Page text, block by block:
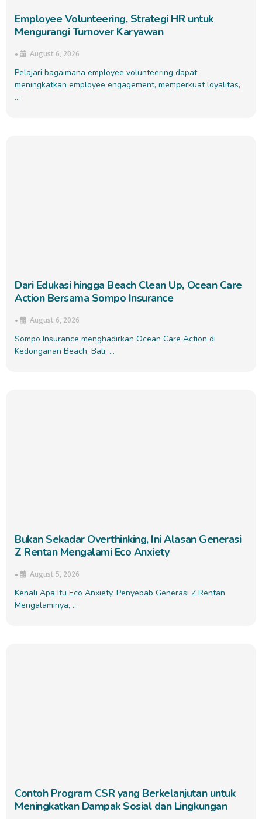
Employee Volunteering, Strategi HR untuk
Mengurangi Turnover Karyawan
• August 6, 2026
Pelajari bagaimana employee volunteering dapat
meningkatkan employee engagement, memperkuat loyalitas,
…
Dari Edukasi hingga Beach Clean Up, Ocean Care
Action Bersama Sompo Insurance
• August 6, 2026
Sompo Insurance menghadirkan Ocean Care Action di
Kedonganan Beach, Bali, …
Bukan Sekadar Overthinking, Ini Alasan Generasi
Z Rentan Mengalami Eco Anxiety
• August 5, 2026
Kenali Apa Itu Eco Anxiety, Penyebab Generasi Z Rentan
Mengalaminya, …
Contoh Program CSR yang Berkelanjutan untuk
Meningkatkan Dampak Sosial dan Lingkungan